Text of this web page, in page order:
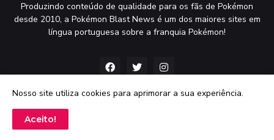
Produzindo conteúdo de qualidade para os fãs de Pokémon
desde 2010, a Pokémon Blast News é um dos maiores sites em
língua portuguesa sobre a franquia Pokémon!
Nosso site utiliza cookies para aprimorar a sua experiência.
Aceito!